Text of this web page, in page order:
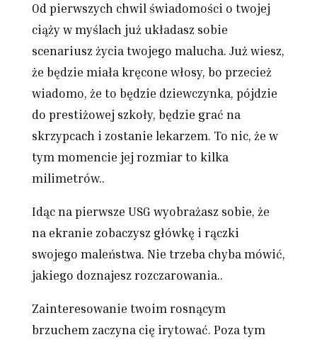
Od pierwszych chwil świadomości o twojej
ciąży w myślach już układasz sobie
scenariusz życia twojego malucha. Już wiesz,
że będzie miała kręcone włosy, bo przecież
wiadomo, że to będzie dziewczynka, pójdzie
do prestiżowej szkoły, będzie grać na
skrzypcach i zostanie lekarzem. To nic, że w
tym momencie jej rozmiar to kilka
milimetrów..
Idąc na pierwsze USG wyobrażasz sobie, że
na ekranie zobaczysz główkę i rączki
swojego maleństwa. Nie trzeba chyba mówić,
jakiego doznajesz rozczarowania..
Zainteresowanie twoim rosnącym
brzuchem zaczyna cię irytować. Poza tym